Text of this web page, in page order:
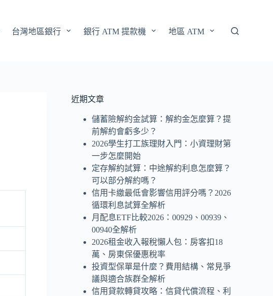
台灣地區銀行 銀行 ATM 提款機 地區 ATM
近期文章
儲蓄險解約金試算：解約金怎麼算？提
前解約會虧多少？
2026學生打工族理財入門：小資理財第
一步怎麼開始
定存解約試算：中途解約利息怎麼算？
可以部分解約嗎？
信用卡繳最低會影響信用評分嗎？2026
循環利息試算全解析
月配息ETF比較2026：00929、00939、
00940全解析
2026租金收入報稅懶人包：房客扣18
萬、房東保優惠稅率
投資型保單是什麼？費用結構、常見爭
議與適合族群全解析
信用貸款轉貸攻略：信貸代償流程、利